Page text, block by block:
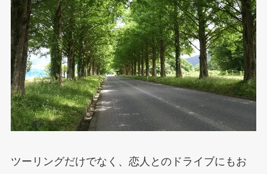
ツーリングだけでなく、恋人とのドライブにもお